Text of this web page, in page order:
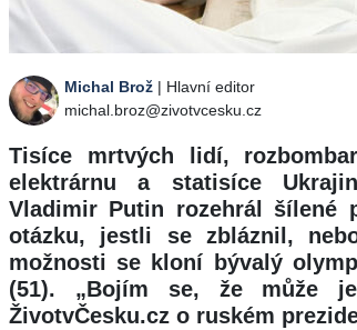
Michal Brož | Hlavní editor
michal.broz@zivotvcesku.cz
Tisíce mrtvých lidí,
elektrárnu a statisíce
Vladimir Putin rozehrál šílené
otázku, jestli se zbláznil,
možnosti se kloní bývalý
(51). „Bojím se, že může
ŽivotvČesku.cz o ruském